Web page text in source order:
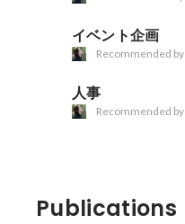
イベント企画
Recommended by
人事
Recommended by
Publications